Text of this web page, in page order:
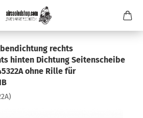
rechts
hinten Dichtung Seitenscheibe
ohne Rille für
)